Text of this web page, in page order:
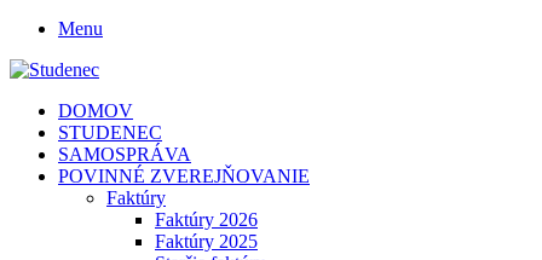
Menu
DOMOV
STUDENEC
SAMOSPRÁVA
POVINNÉ ZVEREJŇOVANIE
Faktúry
Faktúry 2026
Faktúry 2025